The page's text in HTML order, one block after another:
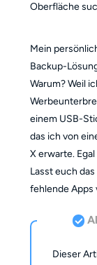
Oberfläche
Mein
Backup-
Warum? Weil
einem USB-
das ich von
X erwarte.
Lasst euch
fehlende Apps
Dieser